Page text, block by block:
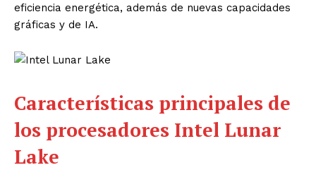
eficiencia energética, además de nuevas capacidades
gráficas y de IA.
Características principales de
los procesadores Intel Lunar
Lake